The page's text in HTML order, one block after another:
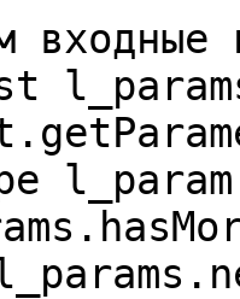
входные